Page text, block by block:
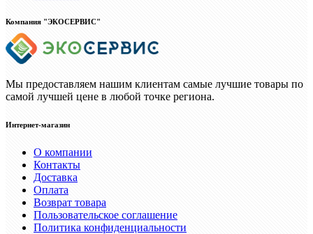
Компания "ЭКОСЕРВИС"
Мы предоставляем нашим клиентам самые лучшие товары по
самой лучшей цене в любой точке региона.
Интернет-магазин
О компании
Контакты
Доставка
Оплата
Возврат товара
Пользовательское соглашение
Политика конфиденциальности